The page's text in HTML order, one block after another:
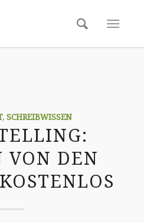
,SCHREIBWISSEN
VON DEN